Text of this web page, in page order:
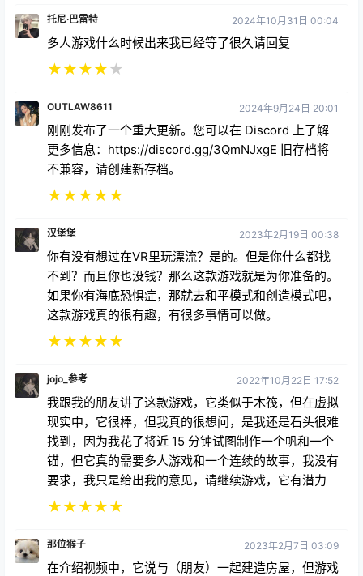
托尼·巴雷特 2024年10月31日 00:04
多人游戏什么时候出来我已经等了很久请回复
★★★★★
OUTLAW8611 2024年9月24日 20:01
刚刚发布了一个重大更新。您可以在 Discord 上了解
更多信息：https://discord.gg/3QmNJxgE 旧存档将
不兼容，请创建新存档。
★★★★★
汉堡堡 2023年2月19日 00:38
你有没有想过在VR里玩漂流？是的。但是你什么都找
不到？而且你也没钱？那么这款游戏就是为你准备的。
如果你有海底恐惧症，那就去和平模式和创造模式吧，
这款游戏真的很有趣，有很多事情可以做。
★★★★★
jojo_参考 2022年10月22日 17:52
我跟我的朋友讲了这款游戏，它类似于木筏，但在虚拟
现实中，它很棒，但我真的很想问，是我还是石头很难
找到，因为我花了将近 15 分钟试图制作一个帆和一个
锚，但它真的需要多人游戏和一个连续的故事，我没有
要求，我只是给出我的意见，请继续游戏，它有潜力
★★★★★
那位猴子 2023年2月7日 03:09
在介绍视频中，它说与（朋友）一起建造房屋，但游戏